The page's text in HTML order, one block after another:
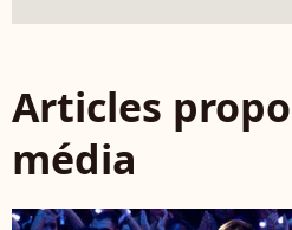
Articles
média